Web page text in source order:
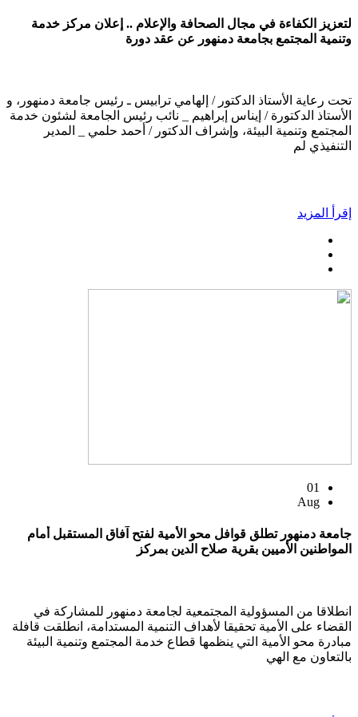
لتعزيز الكفاءة في مجال الصحافة والإعلام .. إعلان مركز خدمة
وتنمية المجتمع بجامعة دمنهور عن عقد دورة
تحت رعاية الأستاذ الدكتور / إلهامي ترابيس ـ رئيس جامعة دمنهور، و
الأستاذ الدكتورة / إيناس إبراهيم _ نائب رئيس الجامعة لشئون خدمة
المجتمع وتنمية البيئة، وإشراف الدكتور / أحمد حلمي _ المدير
التنفيذي لم
إقرأ المزيد
01
Aug
جامعة دمنهور تطلق قوافل محو الأمية لفتح آفاق المستقبل أمام
المواطنين الأميين بقرية صلاح الدين بمركز
انطلاقا من المسؤولية المجتمعية لجامعة دمنهور للمشاركة في
القضاء على الأمية تحقيقا لأهداف التنمية المستدامة، انطلقت قافلة
مبادرة محو الأمية التي ينظمها قطاع خدمة المجتمع وتنمية البيئة
بالتعاون مع الهي